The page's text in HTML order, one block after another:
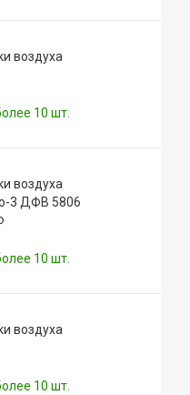
воздуха
10 шт.
воздуха
3 ДФВ 5806
10 шт.
воздуха
10 шт.